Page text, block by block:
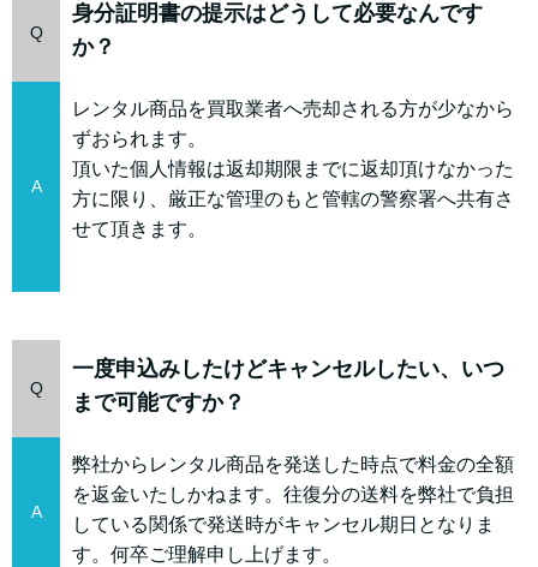
Q
身分証明書の提示はどうして必要なんです
か？
A
レンタル商品を買取業者へ売却される方が少なから
ずおられます。
頂いた個人情報は返却期限までに返却頂けなかった
方に限り、厳正な管理のもと管轄の警察署へ共有さ
せて頂きます。
Q
一度申込みしたけどキャンセルしたい、いつ
まで可能ですか？
A
弊社からレンタル商品を発送した時点で料金の全額
を返金いたしかねます。往復分の送料を弊社で負担
している関係で発送時がキャンセル期日となりま
す。何卒ご理解申し上げます。